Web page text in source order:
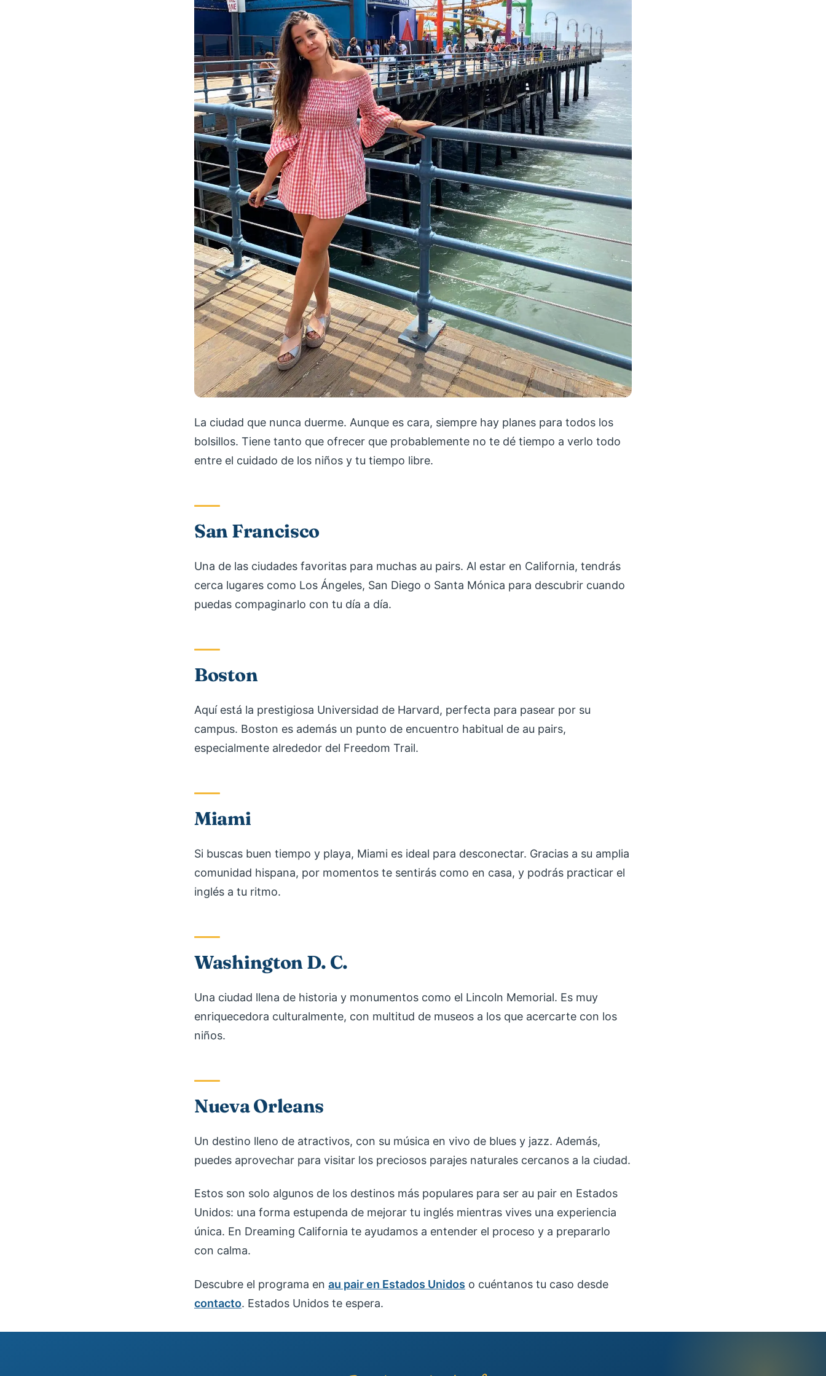
La ciudad que nunca duerme. Aunque es cara, siempre hay planes para todos los
bolsillos. Tiene tanto que ofrecer que probablemente no te dé tiempo a verlo todo
entre el cuidado de los niños y tu tiempo libre.
San Francisco
Una de las ciudades favoritas para muchas au pairs. Al estar en California, tendrás
cerca lugares como Los Ángeles, San Diego o Santa Mónica para descubrir cuando
puedas compaginarlo con tu día a día.
Boston
Aquí está la prestigiosa Universidad de Harvard, perfecta para pasear por su
campus. Boston es además un punto de encuentro habitual de au pairs,
especialmente alrededor del Freedom Trail.
Miami
Si buscas buen tiempo y playa, Miami es ideal para desconectar. Gracias a su amplia
comunidad hispana, por momentos te sentirás como en casa, y podrás practicar el
inglés a tu ritmo.
Washington D. C.
Una ciudad llena de historia y monumentos como el Lincoln Memorial. Es muy
enriquecedora culturalmente, con multitud de museos a los que acercarte con los
niños.
Nueva Orleans
Un destino lleno de atractivos, con su música en vivo de blues y jazz. Además,
puedes aprovechar para visitar los preciosos parajes naturales cercanos a la ciudad.
Estos son solo algunos de los destinos más populares para ser au pair en Estados
Unidos: una forma estupenda de mejorar tu inglés mientras vives una experiencia
única. En Dreaming California te ayudamos a entender el proceso y a prepararlo
con calma.
Descubre el programa en au pair en Estados Unidos o cuéntanos tu caso desde
contacto. Estados Unidos te espera.